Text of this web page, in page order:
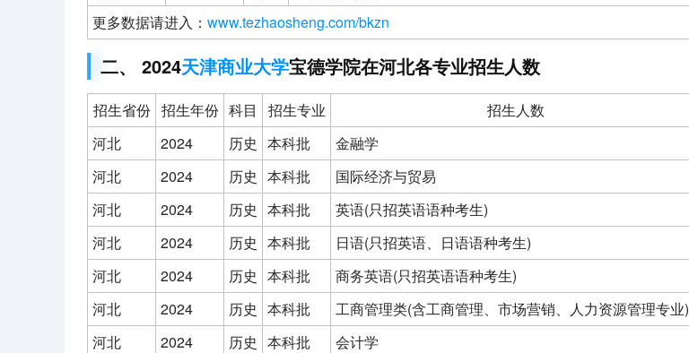
更多数据请进入： www.tezhaosheng.com/bkzn
二、 2024天津商业大学宝德学院在河北各专业招生人数
招生省份 招生年份 科目 招生专业
招生人数
河北
2024 历史 本科批 金融学
河北
2024 历史 本科批 国际经济与贸易
河北
2024 历史 本科批 英语(只招英语语种考生)
河北
2024 历史 本科批 日语(只招英语、日语语种考生)
河北
2024 历史 本科批 商务英语(只招英语语种考生)
河北
2024 历史 本科批 工商管理类(含工商管理、市场营销、人力资源管理专业)
河北
2024 历史 本科批 会计学